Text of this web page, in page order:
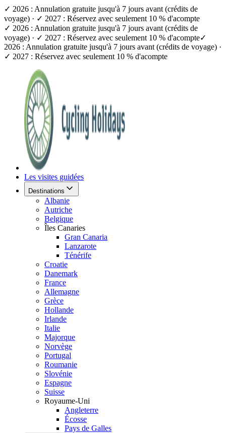
✓ 2026 : Annulation gratuite jusqu'à 7 jours avant (crédits de
voyage) · ✓ 2027 : Réservez avec seulement 10 % d'acompte
✓ 2026 : Annulation gratuite jusqu'à 7 jours avant (crédits de
voyage) · ✓ 2027 : Réservez avec seulement 10 % d'acompte✓
2026 : Annulation gratuite jusqu'à 7 jours avant (crédits de voyage) ·
✓ 2027 : Réservez avec seulement 10 % d'acompte
Les visites guidées
Destinations
Albanie
Autriche
Belgique
Îles Canaries
Gran Canaria
Lanzarote
Ténérife
Croatie
Danemark
France
Allemagne
Grèce
Hollande
Irlande
Italie
Majorque
Norvège
Portugal
Roumanie
Slovénie
Espagne
Suisse
Royaume-Uni
Angleterre
Écosse
Pays de Galles